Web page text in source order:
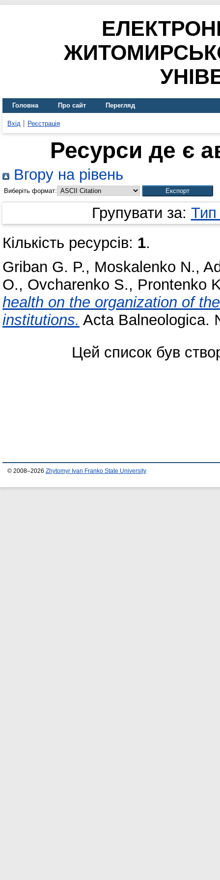
Головна Про сайт Перегляд
Вхід Реєстрація
Ресурси де є
Вгору на рівень
Виберіть формат:
Групувати за: Тип
Кількість ресурсів: 1.
Griban G. P., Moskalenko N.,
O., Ovcharenko S., Prontenko
health on the organization of
institutions. Acta Balneologica.
Цей список був
© 2008–2026 Zhytomyr Ivan Franko State University